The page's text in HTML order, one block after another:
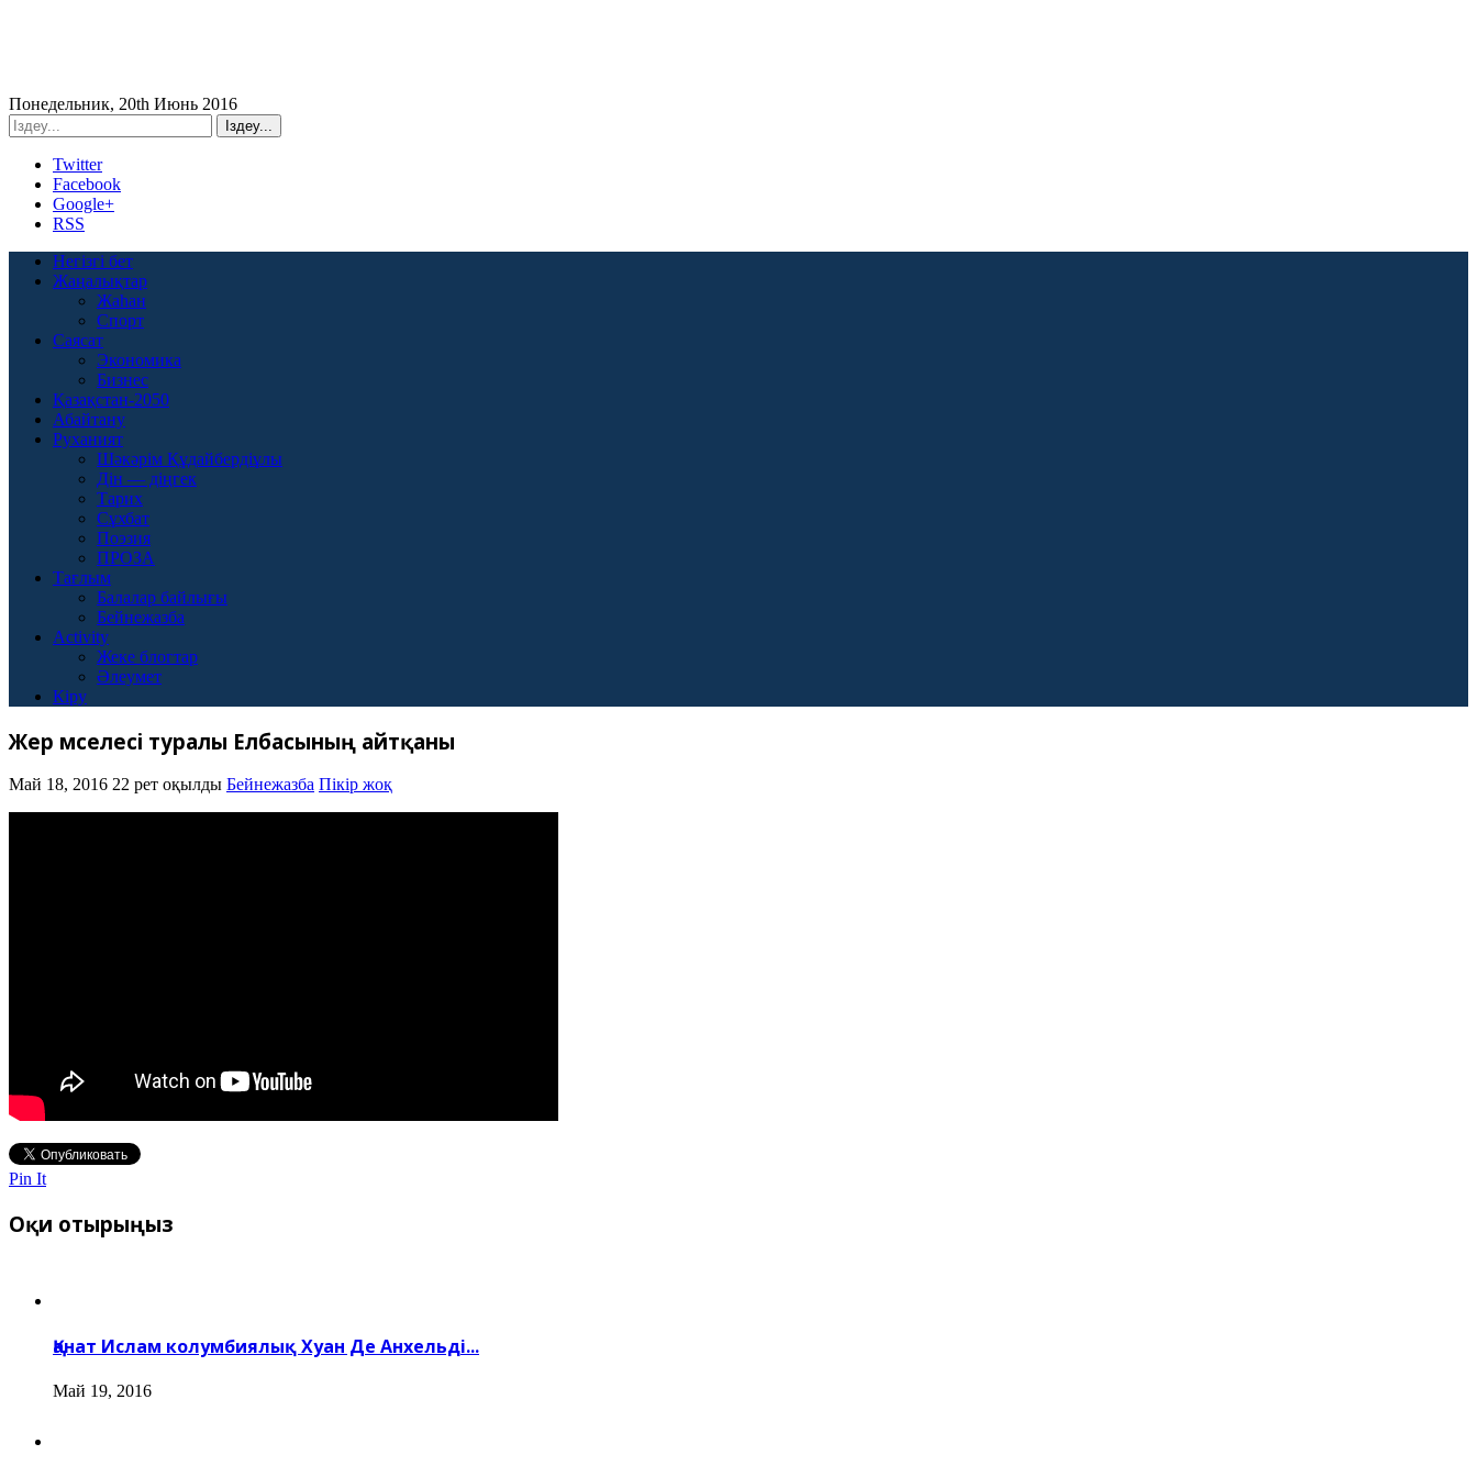
Понедельник, 20th Июнь 2016
Twitter
Facebook
Google+
RSS
Негізгі бет
Жаңалықтар
Жаһан
Спорт
Саясат
Экономика
Бизнес
Қазақстан-2050
Абайтану
Руханият
Шәкәрім Құдайбердіұлы
Дін — діңгек
Тарих
Сұхбат
Поэзия
ПРОЗА
Тағлым
Балалар байлығы
Бейнежазба
Activity
Жеке блогтар
Әлеумет
Кіру
Жер мәселесі туралы Елбасының айтқаны
Май 18, 2016 22 рет оқылды Бейнежазба Пікір жоқ
Pin It
Оқи отырыңыз
Қанат Ислам колумбиялық Хуан Де Анхельді...
Май 19, 2016